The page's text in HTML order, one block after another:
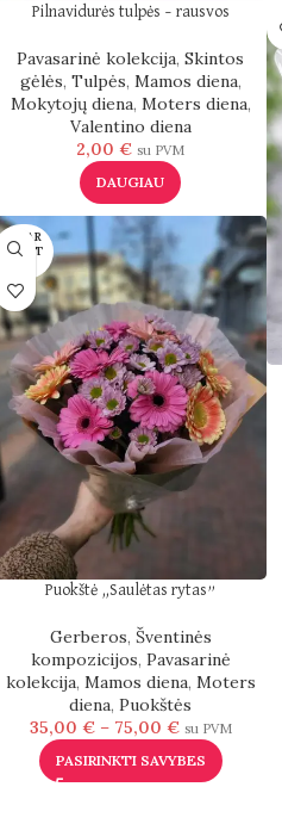
Pilnavidurės tulpės – rausvos
Pavasarinė kolekcija, Skintos
gėlės, Tulpės, Mamos diena,
Mokytojų diena, Moters diena,
Valentino diena
2,00 € su PVM
DAUGIAU
IŠPAR
DUOT
Puokštė „Saulėtas rytas”
Gerberos, Šventinės
kompozicijos, Pavasarinė
kolekcija, Mamos diena, Moters
diena, Puokštės
35,00 € – 75,00 € su PVM
PASIRINKTI SAVYBES